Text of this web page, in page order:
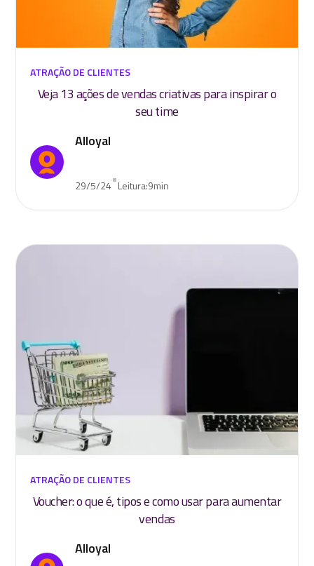
ATRAÇÃO DE CLIENTES
Veja 13 ações de vendas criativas para inspirar o
seu time
Alloyal
29/5/24•Leitura:9min
ATRAÇÃO DE CLIENTES
Voucher: o que é, tipos e como usar para aumentar
vendas
Alloyal